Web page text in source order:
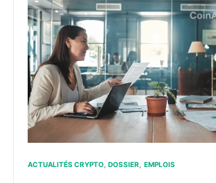
Offres d’emploi web3 crypto de la
ACTUALITÉS CRYPTO DOSSIER EMPLOIS